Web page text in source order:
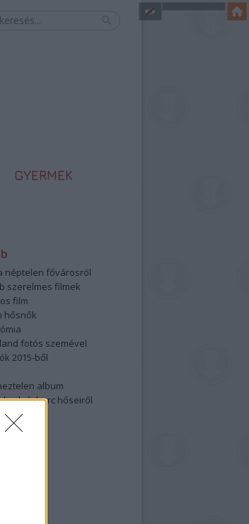
GYERMEK
néptelen fővárosról
szerelmes filmek
film
hősnők
fotós szemével
2015-ből
album
hőseiről